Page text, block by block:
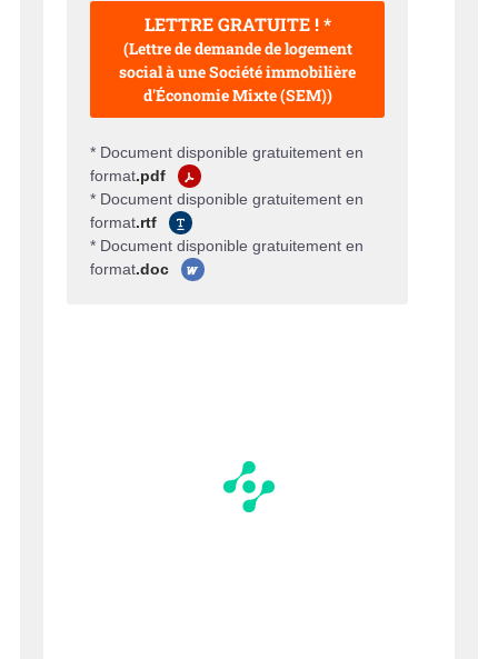
LETTRE GRATUITE ! *
(Lettre de demande de logement
social à une Société immobilière
d'Économie Mixte (SEM))
* Document disponible gratuitement en
format.pdf
* Document disponible gratuitement en
format.rtf
* Document disponible gratuitement en
format.doc